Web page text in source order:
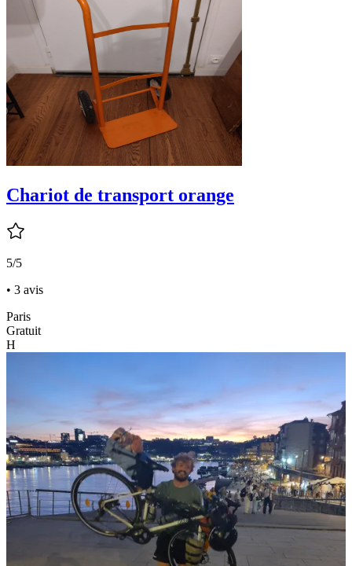
Chariot de transport orange
5/5
• 3 avis
Paris
Gratuit
H